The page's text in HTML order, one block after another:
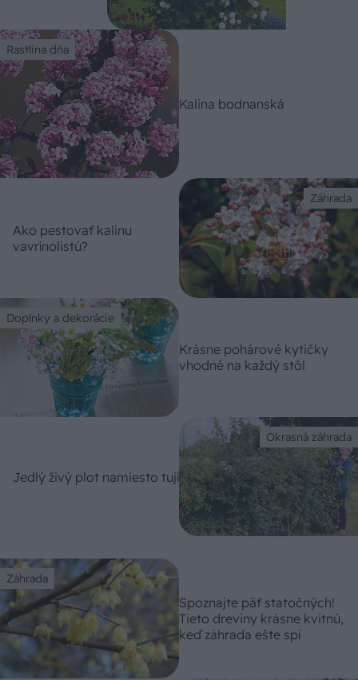
Rastlina dňa
Kalina bodnanská
Záhrada
Ako pestovať kalinu
vavrínolistú?
Doplnky a dekorácie
Krásne pohárové kytičky
vhodné na každý stôl
Okrasná záhrada
Jedlý živý plot namiesto tují
Záhrada
Spoznajte päť statočných!
Tieto dreviny krásne kvitnú,
keď záhrada ešte spí